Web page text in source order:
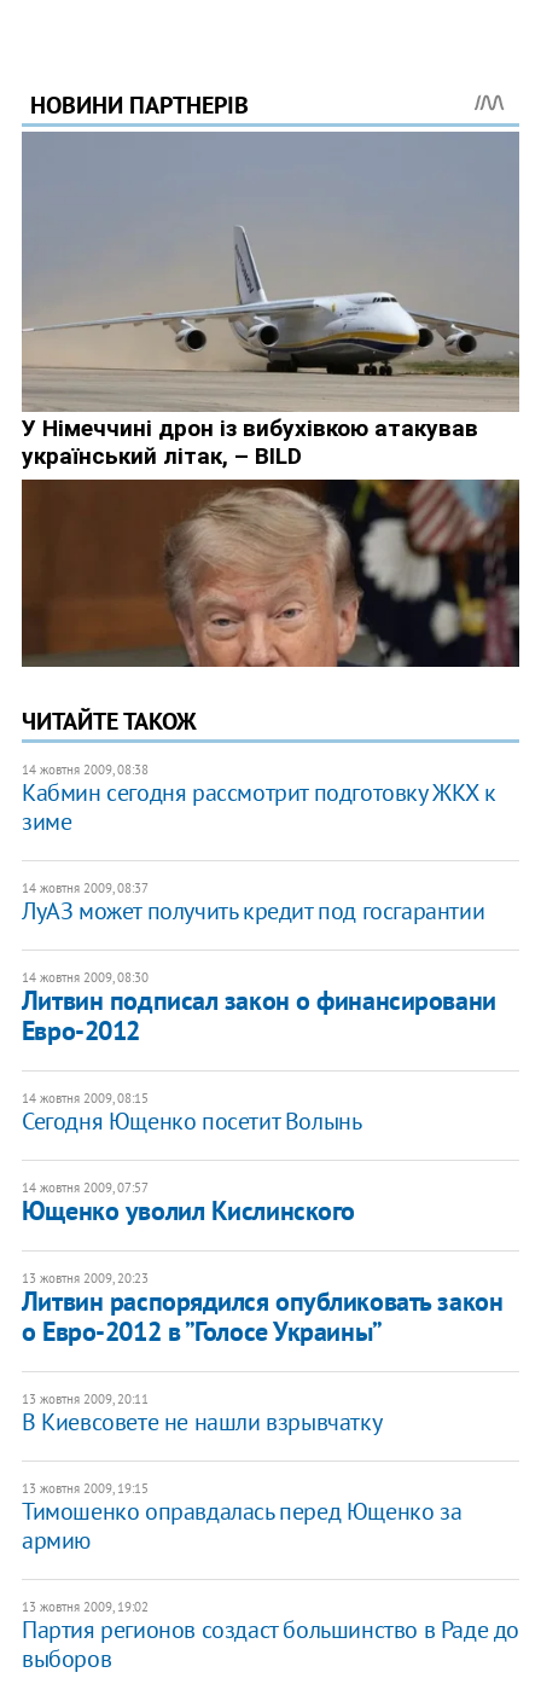
ЧИТАЙТЕ ТАКОЖ
14 жовтня 2009, 08:38
Кабмин сегодня рассмотрит подготовку ЖКХ к
зиме
14 жовтня 2009, 08:37
ЛуАЗ может получить кредит под госгарантии
14 жовтня 2009, 08:30
Литвин подписал закон о финансировани
Евро-2012
14 жовтня 2009, 08:15
Сегодня Ющенко посетит Волынь
14 жовтня 2009, 07:57
Ющенко уволил Кислинского
13 жовтня 2009, 20:23
Литвин распорядился опубликовать закон
о Евро-2012 в ”Голосе Украины”
13 жовтня 2009, 20:11
В Киевсовете не нашли взрывчатку
13 жовтня 2009, 19:15
Тимошенко оправдалась перед Ющенко за
армию
13 жовтня 2009, 19:02
Партия регионов создаст большинство в Раде до
выборов